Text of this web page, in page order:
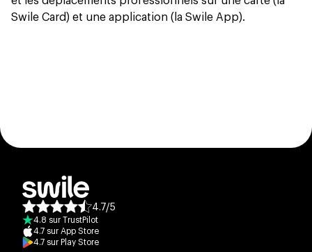
Swile Card) et une application (la Swile App).
Note moyenne des avis :
4.7/5
4.8 sur TrustPilot
4.7 sur App Store
4.7 sur Play Store